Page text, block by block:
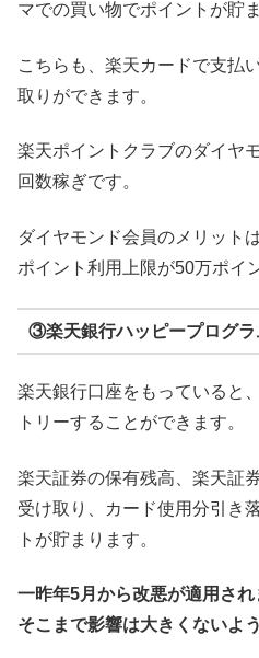
マでの買い物でポイントが貯
こちらも、楽天カードで支払
取りができます。
楽天ポイントクラブのダイヤ
回数稼ぎです。
ダイヤモンド会員のメリット
ポイント利用上限が50万ポイ
③楽天銀行ハッピープログラ
楽天銀行口座をもっていると
トリーすることができます。
楽天証券の保有残高、楽天証
受け取り、カード使用分引き
トが貯まります。
一昨年5月から改悪が適用さ
そこまで影響は大きくないよう